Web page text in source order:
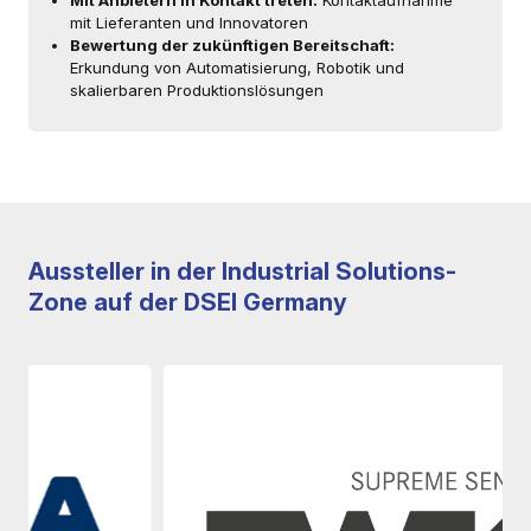
mit Lieferanten und Innovatoren
Bewertung der zukünftigen Bereitschaft:
Erkundung von Automatisierung, Robotik und
skalierbaren Produktionslösungen
Aussteller in der Industrial Solutions-
Zone auf der DSEI Germany